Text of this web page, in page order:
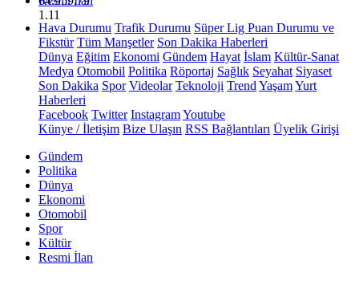
1.11
Hava Durumu Trafik Durumu Süper Lig Puan Durumu ve
Fikstür Tüm Manşetler Son Dakika Haberleri
Dünya Eğitim Ekonomi Gündem Hayat İslam Kültür-Sanat
Medya Otomobil Politika Röportaj Sağlık Seyahat Siyaset
Son Dakika Spor Videolar Teknoloji Trend YaşamYurt
Haberleri
Facebook Twitter InstagramYoutube
Künye / İletişim Bize Ulaşın RSS Bağlantıları Üyelik Girişi
Gündem
Politika
Dünya
Ekonomi
Otomobil
Spor
Kültür
Resmi İlan